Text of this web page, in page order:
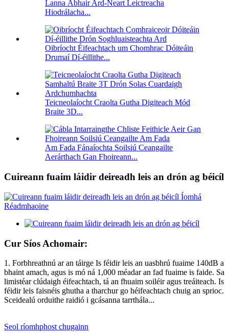
Lanna Ábhair Ard-Neart Leictreacha
Hiodrálacha...
Oibríocht Éifeachtach um Chomhrac Dóiteáin
Drumaí Dí-éillithe...
Teicneolaíocht Craolta Gutha Digiteach Mód
Braite 3D...
Am Fada Fánaíochta Soilsiú Ceangailte
Aerárthach Gan Fhoireann...
Cuireann fuaim láidir deireadh leis an drón ag béicíl
Cur Síos Achomair:
1. Forbhreathnú ar an táirge Is féidir leis an uasbhrú fuaime 140dB a
bhaint amach, agus is mó ná 1,000 méadar an fad fuaime is faide. Sa
limistéar clúdaigh éifeachtach, tá an fhuaim soiléir agus treáiteach. Is
féidir leis faisnéis ghutha a tharchur go héifeachtach chuig an sprioc.
Sceidealú orduithe raidió i gcásanna tarrthála...
Seol ríomhphost chugainn